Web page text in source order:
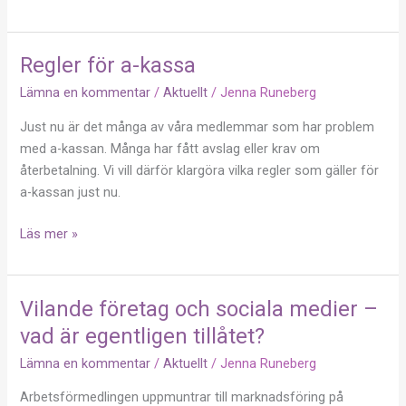
Regler för a-kassa
Lämna en kommentar /Aktuellt /Jenna Runeberg
Just nu är det många av våra medlemmar som har problem
med a-kassan. Många har fått avslag eller krav om
återbetalning. Vi vill därför klargöra vilka regler som gäller för
a-kassan just nu.
Regler
för
kassa
Läs mer »
Vilande företag och sociala medier –
vad är egentligen tillåtet?
Lämna en kommentar /Aktuellt /Jenna Runeberg
Arbetsförmedlingen uppmuntrar till marknadsföring på
Vilande
företag
och
sociala
medier